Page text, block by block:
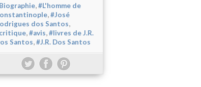
,#L'homme de
,#José
dos Santos,
,#avis,#livres de J.R.
Santos,#J.R. Dos Santos